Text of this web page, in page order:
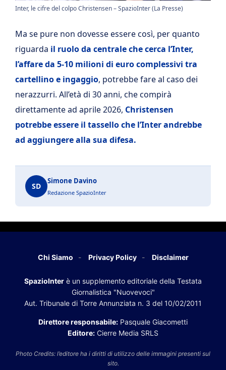
Inter, le cifre del colpo Christensen – SpazioInter (La Presse)
Ma se pure non dovesse essere così, per quanto
riguarda il ruolo da centrale che cerca l’Inter,
l’affare da 5-10 milioni di euro complessivi tra
cartellino e ingaggio, potrebbe fare al caso dei
nerazzurri. All’età di 30 anni, che compirà
direttamente ad aprile 2026, Christensen
potrebbe essere il tassello che l’Inter andrebbe
ad aggiungere alla sua difesa.
SD
Simone Davino
Redazione SpazioInter
Chi Siamo Privacy Policy Disclaimer
SpazioInter è un supplemento editoriale della Testata
Giornalistica "Nuovevoci"
Aut. Tribunale di Torre Annunziata n. 3 del 10/02/2011
Direttore responsabile: Pasquale Giacometti
Editore: Cierre Media SRLS
Photo Credits: l’editore ha i diritti di utilizzo delle immagini presenti sul
sito.